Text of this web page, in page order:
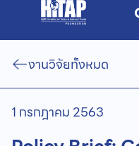
งานวิจัยทั้งหมด
1 กรกฎาคม 2563